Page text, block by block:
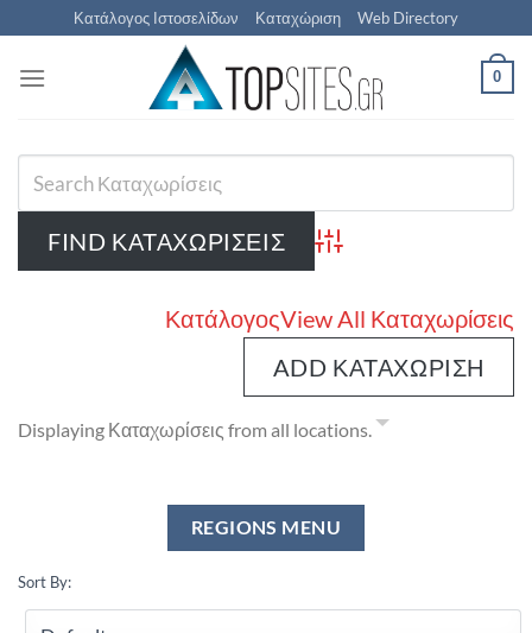
Μετάβαση
στο
περιεχόμενο
Κατάλογος Ιστοσελίδων Καταχώριση Web Directory
0
Advanced Search
ΚατάλογοςView All Καταχωρίσεις
ADD ΚΑΤΑΧΏΡΙΣΗ
Displaying Καταχωρίσεις from all locations.
Sort By: